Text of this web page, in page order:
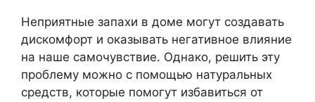
Неприятные запахи в доме могут создавать
дискомфорт и оказывать негативное влияние
на наше самочувствие. Однако, решить эту
проблему можно с помощью натуральных
средств, которые помогут избавиться от